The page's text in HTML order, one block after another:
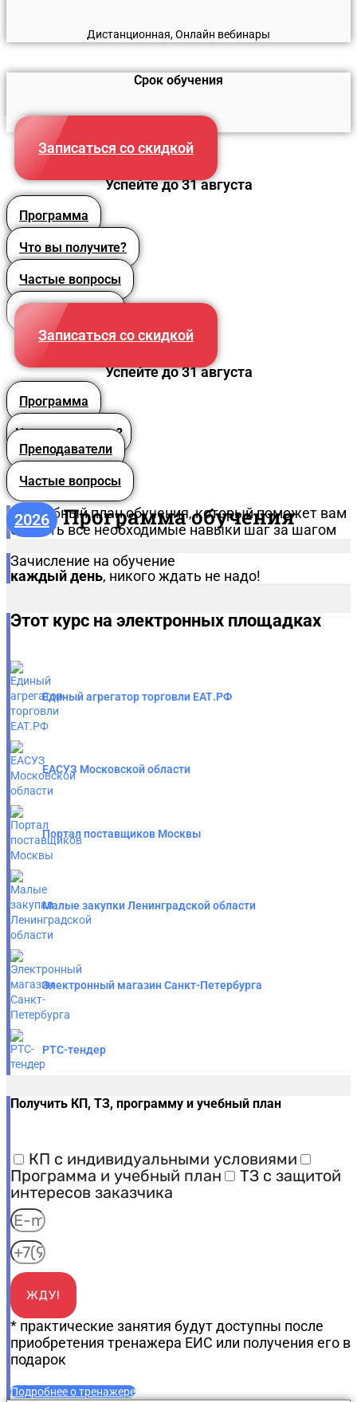
Дистанционная, Онлайн вебинары
Срок обучения
Записаться со скидкой
Успейте до 31 августа
Программа
Что вы получите?
Частые вопросы
Преподаватели
Записаться со скидкой
Успейте до 31 августа
Программа
Что вы получите?
Преподаватели
Частые вопросы
Программа обучения
2026
Подробный план обучения, который поможет вам
освоить все необходимые навыки шаг за шагом
Зачисление на обучение
каждый день, никого ждать не надо!
Этот курс на электронных площадках
Единый агрегатор торговли ЕАТ.РФ
ЕАСУЗ Московской области
Портал поставщиков Москвы
Малые закупки Ленинградской области
Электронный магазин Санкт-Петербурга
РТС-тендер
Получить КП, ТЗ, программу и учебный план
КП с индивидуальными условиями
Программа и учебный план
ТЗ с защитой
интересов заказчика
ЖДУ!
* практические занятия будут доступны после
приобретения тренажера ЕИС или получения его в
подарок
Подробнее о тренажере